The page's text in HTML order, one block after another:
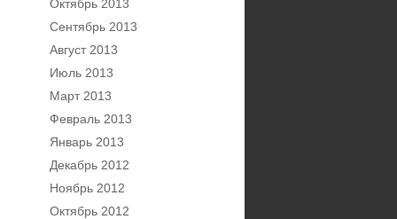
Октябрь 2013
Сентябрь 2013
Август 2013
Июль 2013
Март 2013
Февраль 2013
Январь 2013
Декабрь 2012
Ноябрь 2012
Октябрь 2012